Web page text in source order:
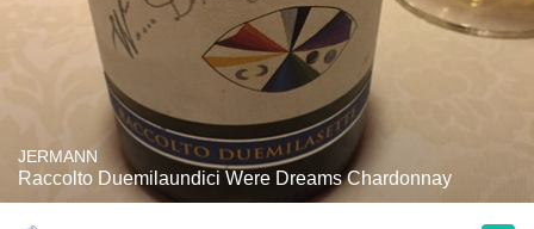
JERMANN
Raccolto Duemilaundici Were Dreams Chardonnay